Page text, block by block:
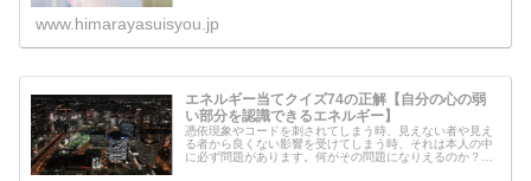
www.himarayasuisyou.jp
エネルギー当てクイズ74の正解【自分の心の弱
い部分を認識できるエネルギー】
憑依現象やコードを刺されてしまう時、見えない者や見え
る者から良くない影響を受けてしまう時、それは本人の中
に必ず問題があります。何がその問題になりえるのか？と